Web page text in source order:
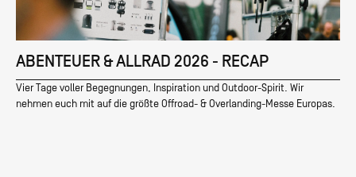
ABENTEUER & ALLRAD 2026 - RECAP
Vier Tage voller Begegnungen, Inspiration und Outdoor-Spirit. Wir
nehmen euch mit auf die größte Offroad- & Overlanding-Messe Europas.